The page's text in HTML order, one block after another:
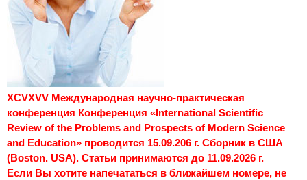
XCVXVV Международная научно-практическая
конференция Конференция «International Scientific
Review of the Problems and Prospects of Modern Science
and Education» проводится 15.09.206 г. Сборник в США
(Boston. USA). Статьи принимаются до 11.09.2026 г.
Если Вы хотите напечататься в ближайшем номере, не